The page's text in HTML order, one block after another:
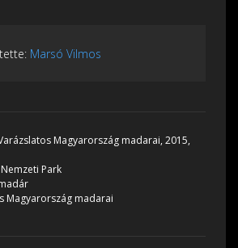
Marsó Vilmos
Magyarország madarai, 2015,
Park
Magyarország madarai